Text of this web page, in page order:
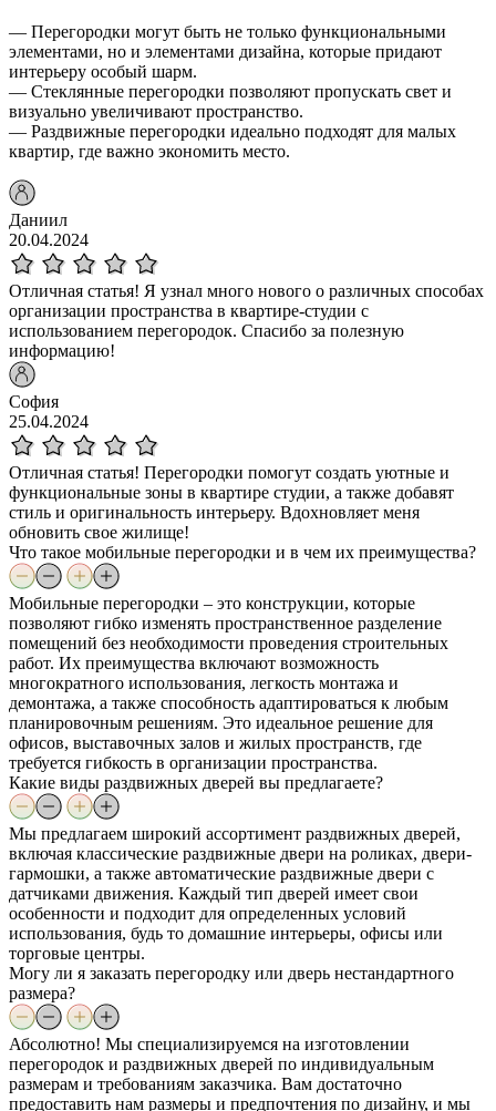
— Перегородки могут быть не только функциональными
элементами, но и элементами дизайна, которые придают
интерьеру особый шарм.
— Стеклянные перегородки позволяют пропускать свет и
визуально увеличивают пространство.
— Раздвижные перегородки идеально подходят для малых
квартир, где важно экономить место.
Даниил
20.04.2024
Отличная статья! Я узнал много нового о различных способах
организации пространства в квартире-студии с
использованием перегородок. Спасибо за полезную
информацию!
София
25.04.2024
Отличная статья! Перегородки помогут создать уютные и
функциональные зоны в квартире студии, а также добавят
стиль и оригинальность интерьеру. Вдохновляет меня
обновить свое жилище!
Что такое мобильные перегородки и в чем их преимущества?
Мобильные перегородки – это конструкции, которые
позволяют гибко изменять пространственное разделение
помещений без необходимости проведения строительных
работ. Их преимущества включают возможность
многократного использования, легкость монтажа и
демонтажа, а также способность адаптироваться к любым
планировочным решениям. Это идеальное решение для
офисов, выставочных залов и жилых пространств, где
требуется гибкость в организации пространства.
Какие виды раздвижных дверей вы предлагаете?
Мы предлагаем широкий ассортимент раздвижных дверей,
включая классические раздвижные двери на роликах, двери-
гармошки, а также автоматические раздвижные двери с
датчиками движения. Каждый тип дверей имеет свои
особенности и подходит для определенных условий
использования, будь то домашние интерьеры, офисы или
торговые центры.
Могу ли я заказать перегородку или дверь нестандартного
размера?
Абсолютно! Мы специализируемся на изготовлении
перегородок и раздвижных дверей по индивидуальным
размерам и требованиям заказчика. Вам достаточно
предоставить нам размеры и предпочтения по дизайну, и мы